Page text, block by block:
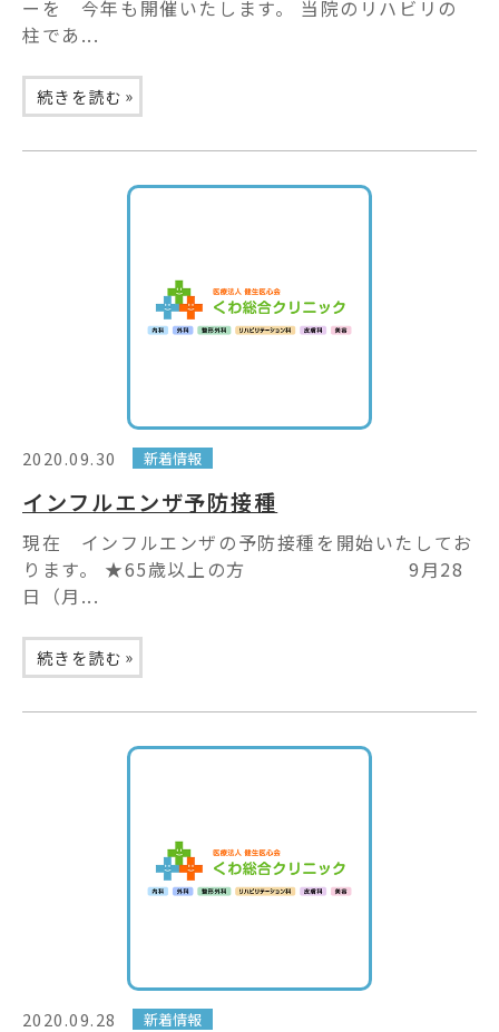
ーを 今年も開催いたします。 当院のリハビリの
柱であ...
続きを読む »
2020.09.30 新着情報
インフルエンザ予防接種
現在 インフルエンザの予防接種を開始いたしてお
ります。 ★65歳以上の方 9月28
日（月...
続きを読む »
2020.09.28 新着情報